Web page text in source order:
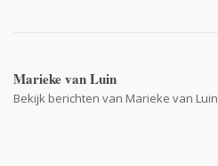
Marieke van Luin
Bekijk berichten van Marieke van Luin